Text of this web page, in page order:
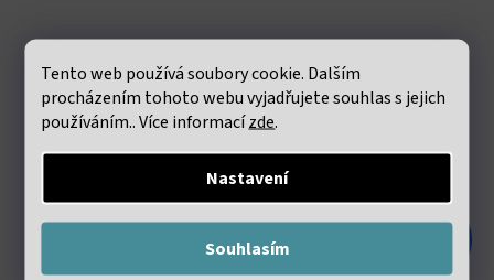
Tento web používá soubory cookie. Dalším
procházením tohoto webu vyjadřujete souhlas s jejich
používáním.. Více informacízde.
Nastavení
Souhlasím